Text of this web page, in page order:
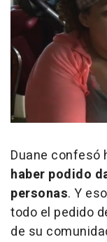
Duane confesó
haber podido
personas. Y
todo el pedido
de su